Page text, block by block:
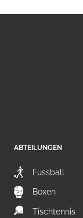
ABTEILUNGEN
Fussball
Boxen
Tischtennis